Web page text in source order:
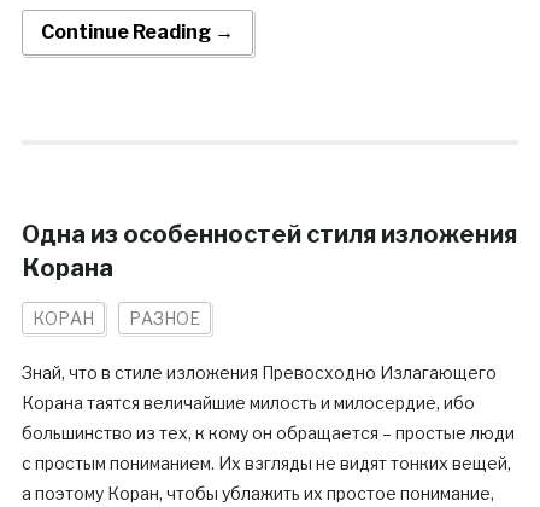
Continue Reading →
Одна из особенностей стиля изложения
Корана
КОРАН РАЗНОЕ
Знай, что в стиле изложения Превосходно Излагающего
Корана таятся величайшие милость и милосердие, ибо
большинство из тех, к кому он обращается – простые люди
с простым пониманием. Их взгляды не видят тонких вещей,
а поэтому Коран, чтобы ублажить их простое понимание,